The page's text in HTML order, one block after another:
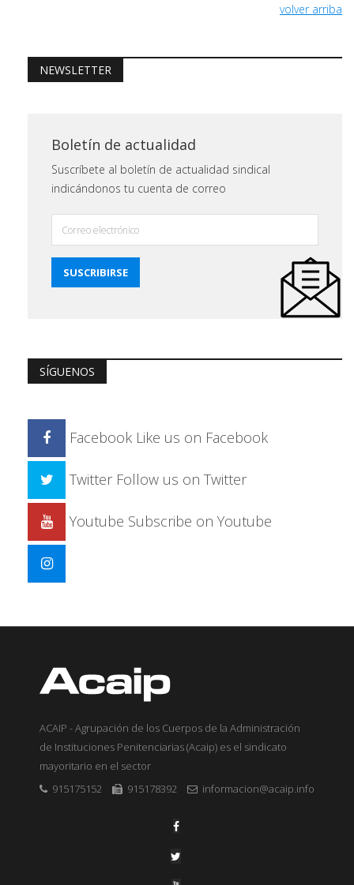
volver arriba
NEWSLETTER
Boletín de actualidad
Suscríbete al boletín de actualidad sindical
indicándonos tu cuenta de correo
SÍGUENOS
Facebook Like us on Facebook
Twitter Follow us on Twitter
Youtube Subscribe on Youtube
ACAIP - Agrupación de los Cuerpos de la Administración
de Instituciones Penitenciarias (Acaip) es el sindicato
mayoritario en el sector
915175152
915178392 informacion@acaip.info